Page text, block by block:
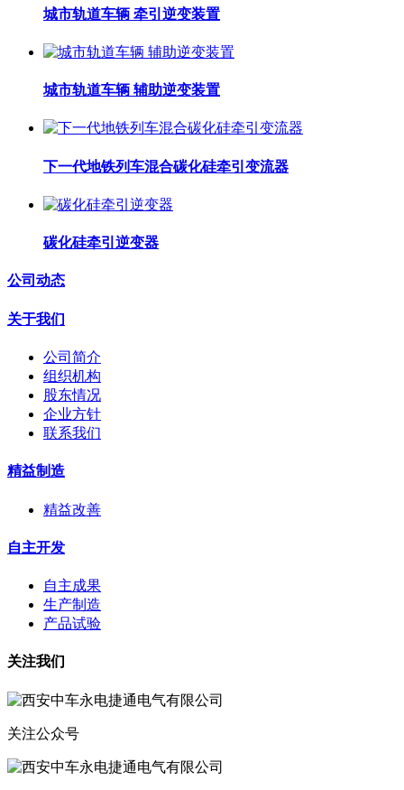
城市轨道车辆 牵引逆变装置
城市轨道车辆 辅助逆变装置
下一代地铁列车混合碳化硅牵引变流器
碳化硅牵引逆变器
公司动态
关于我们
公司简介
组织机构
股东情况
企业方针
联系我们
精益制造
精益改善
自主开发
自主成果
生产制造
产品试验
关注我们
关注公众号